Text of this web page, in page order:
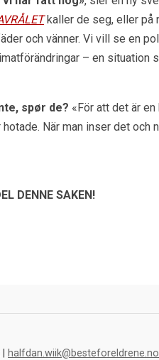
kaller de seg, eller på
och vänner. Vi vill se en
– en situation
spør de? «För att det är
hotade. När man inser det
DENNE SAKEN!
halfdan.wiik@besteforeldrene.no